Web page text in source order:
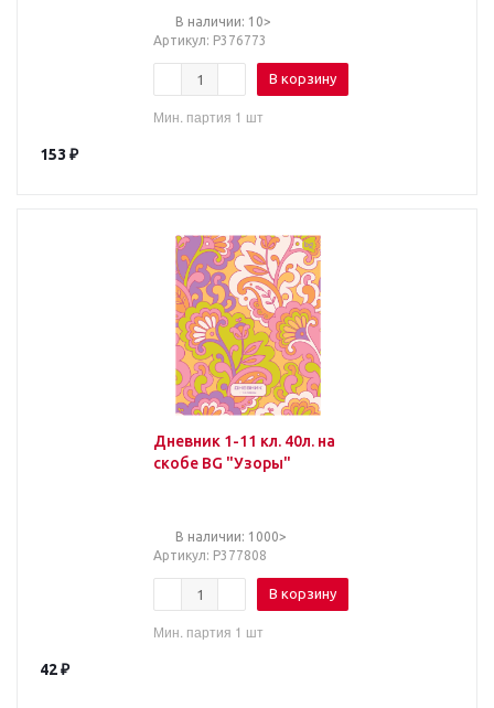
В наличии: 10>
Артикул: Р376773
В корзину
Мин. партия 1 шт
153 ₽
Дневник 1-11 кл. 40л. на
скобе BG "Узоры"
В наличии: 1000>
Артикул: Р377808
В корзину
Мин. партия 1 шт
42₽